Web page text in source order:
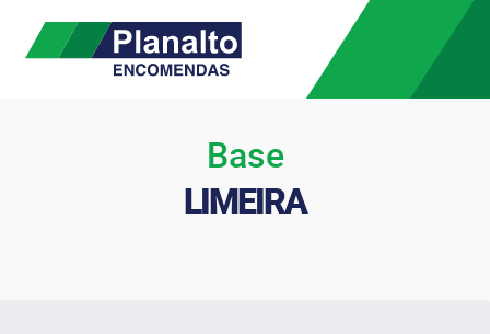
Base
LIMEIRA